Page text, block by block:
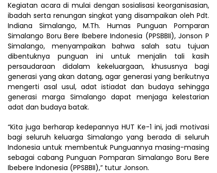
Kegiatan acara di mulai dengan sosialisasi keorganisasian,
ibadah serta renungan singkat yang disampaikan oleh Pdt.
Indiana Simalango, M.Th. Humas Punguan Pomparan
Simalango Boru Bere Ibebere Indonesia (PPSBBII), Jonson P
Simalango, menyampaikan bahwa salah satu tujuan
dibentuknya punguan ini untuk menjalin tali kasih
persaudaraan didalam kekeluargaan, khususnya bagi
generasi yang akan datang, agar generasi yang berikutnya
mengerti asal usul, adat istiadat dan budaya sehingga
generasi marga Simalango dapat menjaga kelestarian
adat dan budaya batak.
“Kita juga berharap kedepannya HUT Ke-1 ini, jadi motivasi
bagi seluruh keluarga Simalango yang berada di seluruh
Indonesia untuk membentuk Punguannya masing-masing
sebagai cabang Punguan Pomparan Simalango Boru Bere
Ibebere Indonesia (PPSBBII),” tutur Jonson.